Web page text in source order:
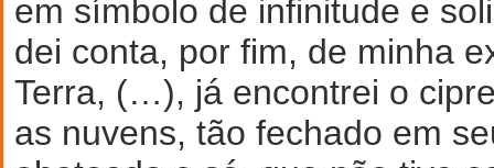
em símbolo de infinitude e
dei conta, por fim, de minha
Terra, (…), já encontrei o
as nuvens, tão fechado em